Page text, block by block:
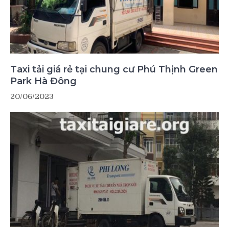
Taxi tải giá rẻ tại chung cư Phú Thịnh Green
Park Hà Đông
20/06/2023